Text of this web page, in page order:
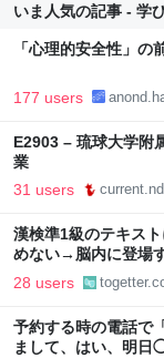
いま人気の記事 - 学
「心理的安全性」の
177 users
E2903 – 琉球大学附
業
31 users
漢検準1級のテキス
めない→脳内に登場
28 users
予約する時の電話で
まして、はい、明